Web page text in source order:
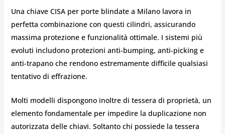
Una chiave CISA per porte blindate a Milano lavora in
perfetta combinazione con questi cilindri, assicurando
massima protezione e funzionalità ottimale. I sistemi più
evoluti includono protezioni anti-bumping, anti-picking e
anti-trapano che rendono estremamente difficile qualsiasi
tentativo di effrazione.
Molti modelli dispongono inoltre di tessera di proprietà, un
elemento fondamentale per impedire la duplicazione non
autorizzata delle chiavi. Soltanto chi possiede la tessera